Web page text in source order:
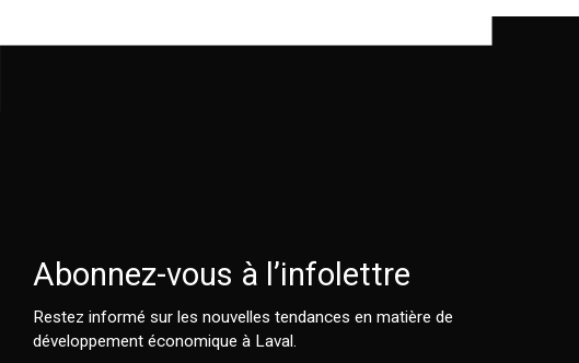
Abonnez-vous à l’infolettre
Restez informé sur les nouvelles tendances en matière de
développement économique à Laval.